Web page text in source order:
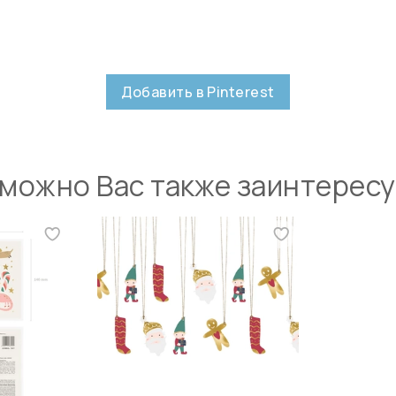
Добавить в Pinterest
Вас также